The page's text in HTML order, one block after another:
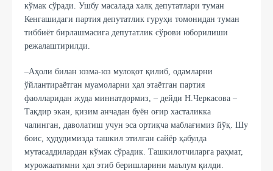
кўмак сўради. Ушбу масалада халқ депутатлари туман
Кенгашидаги партия депутатлик гуруҳи томонидан туман
тиббиёт бирлашмасига депутатлик сўрови юборилиши
режалаштирилди.
–Аҳоли билан юзма-юз мулоқот қилиб, одамларни
ўйлантираётган муамоларни ҳал этаётган партия
фаолларидан жуда миннатдормиз, – дейди Н.Черкасова –
Тақдир экан, қизим анчадан буён оғир хасталикка
чалинган, даволатиш учун эса ортиқча маблағимиз йўқ. Шу
боис, ҳудудимизда ташкил этилган сайёр қабулда
мутасаддилардан кўмак сўрадик. Ташкилотчиларга раҳмат,
мурожаатимни ҳал этиб беришларини маълум қилди.